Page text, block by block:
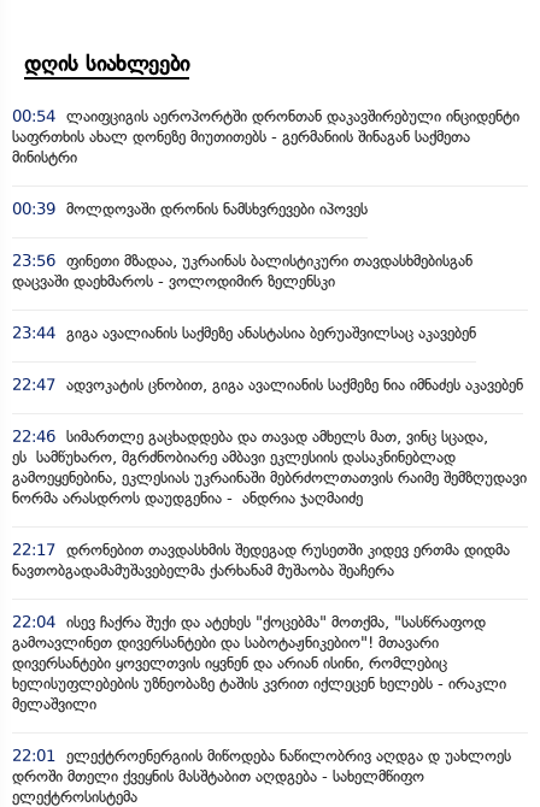
დღის სიახლეები
00:54 ლაიფციგის აეროპორტში დრონთან დაკავშირებული ინციდენტი
საფრთხის ახალ დონეზე მიუთითებს - გერმანიის შინაგან საქმეთა
მინისტრი
00:39 მოლდოვაში დრონის ნამსხვრევები იპოვეს
23:56 ფინეთი მზადაა, უკრაინას ბალისტიკური თავდასხმებისგან
დაცვაში დაეხმაროს - ვოლოდიმირ ზელენსკი
23:44 გიგა ავალიანის საქმეზე ანასტასია ბერუაშვილსაც აკავებენ
22:47 ადვოკატის ცნობით, გიგა ავალიანის საქმეზე ნია იმნაძეს აკავებენ
22:46 სიმართლე გაცხადდება და თავად ამხელს მათ, ვინც სცადა,
ეს სამწუხარო, მგრძნობიარე ამბავი ეკლესიის დასაკნინებლად
გამოეყენებინა, ეკლესიას უკრაინაში მებრძოლთათვის რაიმე შემზღუდავი
ნორმა არასდროს დაუდგენია - ანდრია ჯაღმაიძე
22:17 დრონებით თავდასხმის შედეგად რუსეთში კიდევ ერთმა დიდმა
ნავთობგადამამუშავებელმა ქარხანამ მუშაობა შეაჩერა
22:04 ისევ ჩაქრა შუქი და ატეხეს "ქოცებმა" მოთქმა, "სასწრაფოდ
გამოავლინეთ დივერსანტები და საბოტაჟნიკებიო"! მთავარი
დივერსანტები ყოველთვის იყვნენ და არიან ისინი, რომლებიც
ხელისუფლებების უზნეობაზე ტაშის კვრით იქლეცენ ხელებს - ირაკლი
მელაშვილი
22:01
ელექტროენერგიის მიწოდება ნაწილობრივ აღდგა დ უახლოეს
დროში მთელი ქვეყნის მასშტაბით აღდგება - სახელმწიფო
ელექტროსისტემა